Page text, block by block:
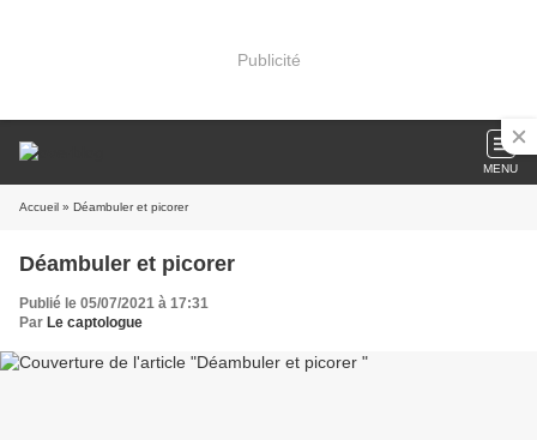
Publicité
MENU
Accueil » Déambuler et picorer
Déambuler et picorer
Publié le 05/07/2021 à 17:31
Par Le captologue